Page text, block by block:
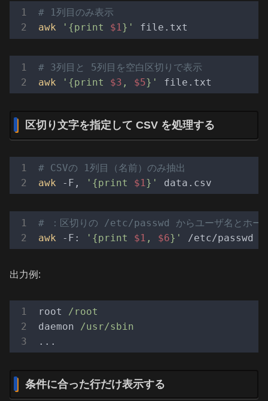
# 1列目のみ表示
awk
'{print $1}'
# 3列目と 5列目を空白区切りで表示
awk
'{print $3 , $5}'
区切り文字を指定して CSV を処理する
# CSVの 1列目（名前）のみ抽出
awk -F, '{print $1}'
# ：区切りの /etc/passwd からユーザ名とホー
awk -F: '{print $1 , $6}'
出力例:
root
/root
daemon
/usr/sbin
...
条件に合った行だけ表示する